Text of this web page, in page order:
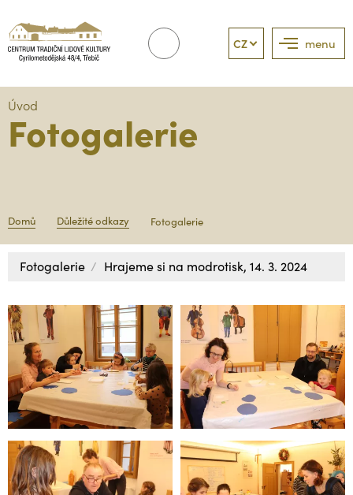
menu
CZ
Úvod
Fotogalerie
Domů Důležité odkazy Fotogalerie
Fotogalerie Hrajeme si na modrotisk, 14. 3. 2024